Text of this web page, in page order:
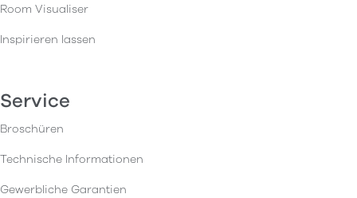
Room Visualiser
Inspirieren lassen
Service
Broschüren
Technische Informationen
Gewerbliche Garantien